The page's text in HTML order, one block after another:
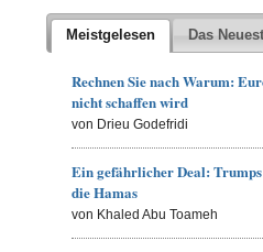
Meistgelesen Das
Rechnen Sie nach Warum:
nicht schaffen wird
von Drieu Godefridi
Ein gefährlicher Deal:
die Hamas
von Khaled Abu Toameh